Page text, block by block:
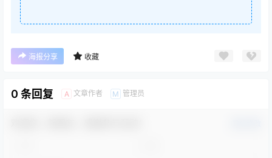
海报分享 收藏
0 条回复 A 文章作者 M 管理员